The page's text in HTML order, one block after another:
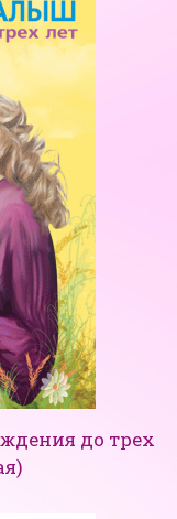
до трех